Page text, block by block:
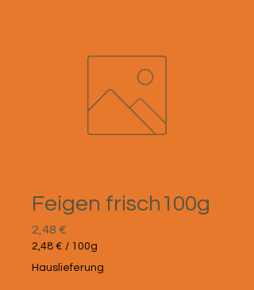
Feigen frisch100g
2,48 €
2,48 € / 100g
2,48 €
Hauslieferung